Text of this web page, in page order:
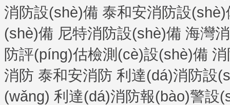
消防設(shè)備 泰和安消防設(shè)
(shè)備 尼特消防設(shè)備 海灣
防評(píng)估檢測(cè)設(shè)備
消防 泰和安消防 利達(dá)消防設
(wǎng) 利達(dá)消防報(bào)警設